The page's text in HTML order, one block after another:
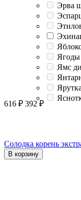
Эрва
Ямс
Ярутка
616 ₽ 392 ₽
Солодка корень
В корзину